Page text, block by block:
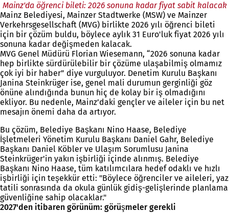
Mainz'da öğrenci bileti: 2026 sonuna kadar fiyat sabit kalacak
Mainz Belediyesi, Mainzer Stadtwerke (MSW) ve Mainzer
Verkehrsgesellschaft (MVG) birlikte 2026 yılı öğrenci bileti
için bir çözüm buldu, böylece aylık 31 Euro'luk fiyat 2026 yılı
sonuna kadar değişmeden kalacak.
MVG Genel Müdürü Florian Wiesemann, “2026 sonuna kadar
hep birlikte sürdürülebilir bir çözüme ulaşabilmiş olmamız
çok iyi bir haber” diye vurguluyor. Denetim Kurulu Başkanı
Janina Steinkrüger ise, genel mali durumun gerginliği göz
önüne alındığında bunun hiç de kolay bir iş olmadığını
ekliyor. Bu nedenle, Mainz’daki gençler ve aileler için bu net
mesajın önemi daha da artıyor.
Bu çözüm, Belediye Başkanı Nino Haase, Belediye
İşletmeleri Yönetim Kurulu Başkanı Daniel Gahr, Belediye
Başkanı Daniel Köbler ve Ulaşım Sorumlusu Janina
Steinkrüger'in yakın işbirliği içinde alınmış. Belediye
Başkanı Nino Haase, tüm katılımcılara hedef odaklı ve hızlı
işbirliği için teşekkür etti: "Böylece öğrenciler ve aileleri, yaz
tatili sonrasında da okula günlük gidiş-gelişlerinde planlama
güvenliğine sahip olacaklar."
2027'den itibaren görünüm: görüşmeler gerekli